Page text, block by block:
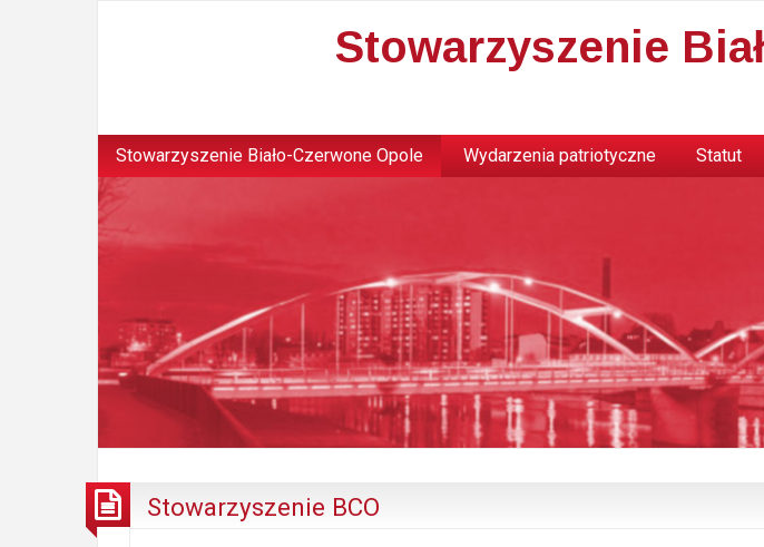
Stowarzyszenie
Stowarzyszenie Biało-Czerwone Opole Wydarzenia patriotyczne Statut
Stowarzyszenie BCO